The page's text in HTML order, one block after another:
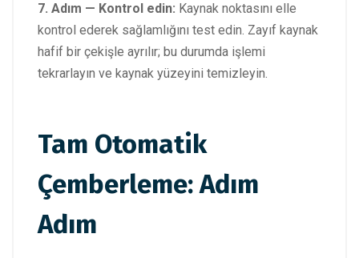
7. Adım — Kontrol edin: Kaynak noktasını elle
kontrol ederek sağlamlığını test edin. Zayıf kaynak
hafif bir çekişle ayrılır; bu durumda işlemi
tekrarlayın ve kaynak yüzeyini temizleyin.
Tam Otomatik
Çemberleme: Adım
Adım